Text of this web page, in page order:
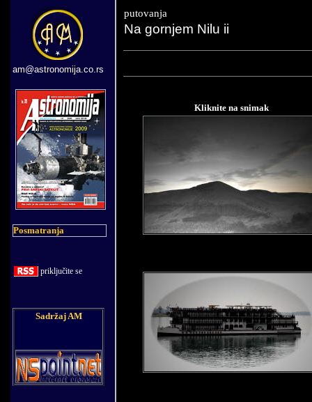
am@astronomija.co.rs
Posmatranja
priključite se
Sadržaj AM
putovanja
Na gornjem Nilu ii
Kliknite na snimak